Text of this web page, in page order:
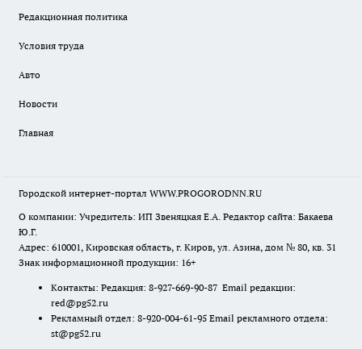
Редакционная политика
Условия труда
Авто
Новости
Главная
Городской интернет-портал WWW.PROGORODNN.RU
О компании: Учредитель: ИП Звеняцкая Е.А. Редактор сайта: Бакаева
Ю.Г.
Адрес: 610001, Кировская область, г. Киров, ул. Азина, дом № 80, кв. 31
Знак информационной продукции: 16+
Контакты: Редакция: 8-927-669-90-87 Email редакции:
red@pg52.ru
Рекламный отдел: 8-920-004-61-95 Email рекламного отдела:
st@pg52.ru